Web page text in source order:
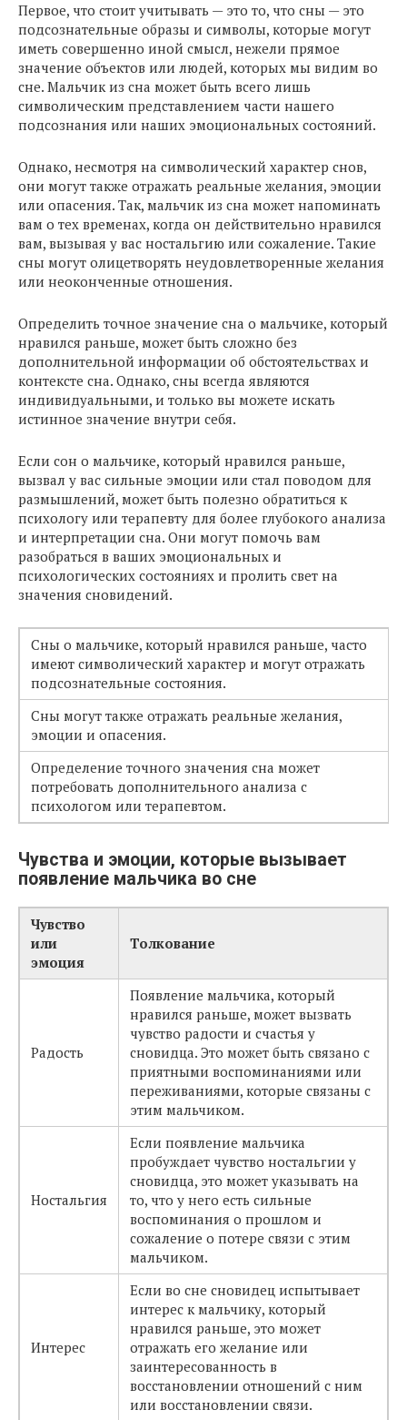
Первое, что стоит учитывать — это то, что сны — это
подсознательные образы и символы, которые могут
иметь совершенно иной смысл, нежели прямое
значение объектов или людей, которых мы видим во
сне. Мальчик из сна может быть всего лишь
символическим представлением части нашего
подсознания или наших эмоциональных состояний.
Однако, несмотря на символический характер снов,
они могут также отражать реальные желания, эмоции
или опасения. Так, мальчик из сна может напоминать
вам о тех временах, когда он действительно нравился
вам, вызывая у вас ностальгию или сожаление. Такие
сны могут олицетворять неудовлетворенные желания
или неоконченные отношения.
Определить точное значение сна о мальчике, который
нравился раньше, может быть сложно без
дополнительной информации об обстоятельствах и
контексте сна. Однако, сны всегда являются
индивидуальными, и только вы можете искать
истинное значение внутри себя.
Если сон о мальчике, который нравился раньше,
вызвал у вас сильные эмоции или стал поводом для
размышлений, может быть полезно обратиться к
психологу или терапевту для более глубокого анализа
и интерпретации сна. Они могут помочь вам
разобраться в ваших эмоциональных и
психологических состояниях и пролить свет на
значения сновидений.
Сны о мальчике, который нравился раньше, часто
имеют символический характер и могут отражать
подсознательные состояния.
Сны могут также отражать реальные желания,
эмоции и опасения.
Определение точного значения сна может
потребовать дополнительного анализа с
психологом или терапевтом.
Чувства и эмоции, которые вызывает
появление мальчика во сне
Чувство
или
эмоция
Толкование
Радость
Появление мальчика, который
нравился раньше, может вызвать
чувство радости и счастья у
сновидца. Это может быть связано с
приятными воспоминаниями или
переживаниями, которые связаны с
этим мальчиком.
Ностальгия
Если появление мальчика
пробуждает чувство ностальгии у
сновидца, это может указывать на
то, что у него есть сильные
воспоминания о прошлом и
сожаление о потере связи с этим
мальчиком.
Интерес
Если во сне сновидец испытывает
интерес к мальчику, который
нравился раньше, это может
отражать его желание или
заинтересованность в
восстановлении отношений с ним
или восстановлении связи.